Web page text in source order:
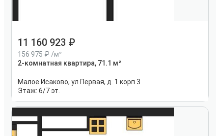
11 160 923
156 975
/м²
2-комнатная квартира, 71.1 м²
Малое Исаково, ул Первая, д. 1 корп 3
Этаж: 6/7 эт.